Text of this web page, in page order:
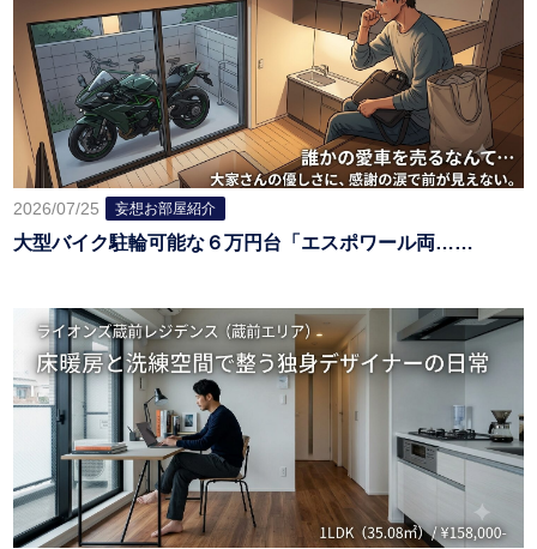
2026/07/25 妄想お部屋紹介
大型バイク駐輪可能な６万円台「エスポワール両……